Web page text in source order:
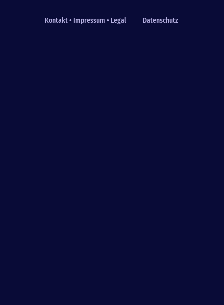
Fußzeile
Kontakt • Impressum • Legal Datenschutz